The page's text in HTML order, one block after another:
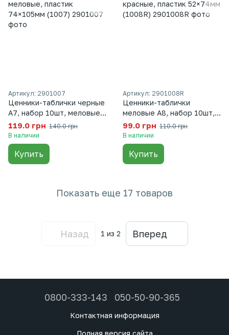
Артикул: 2901007
Ценники-таблички черные
A7, набор 10шт, меловые,
пластик 74×105мм (1007)
119.0 грн 140.0 грн
В наличии
Купить
Артикул: 2901008R
Ценники-таблички
меловые A8, набор 10шт,
красные, пластик 52×74мм
(1008R)
99.0 грн 110.0 грн
В наличии
Купить
Показать еще 17 товаров
Назад 1 из 2 Вперед
0800-333-143 050-50-90-365
Контактная информация
Полная версия сайта